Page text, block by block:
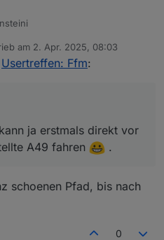
da sein, kann ja erstmals
Tür auf die fertiggestellte A49
am 2. Apr. 2025, 08:03
editiert von
Usertreffen: Ffm:
ja erstmals direkt vor
A49 fahren
.
schoenen Pfad, bis nach
0